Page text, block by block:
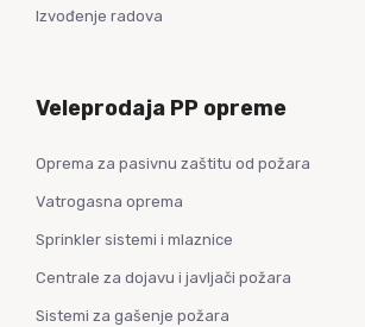
Izvođenje radova
Veleprodaja PP opreme
Oprema za pasivnu zaštitu od požara
Vatrogasna oprema
Sprinkler sistemi i mlaznice
Centrale za dojavu i javljači požara
Sistemi za gašenje požara